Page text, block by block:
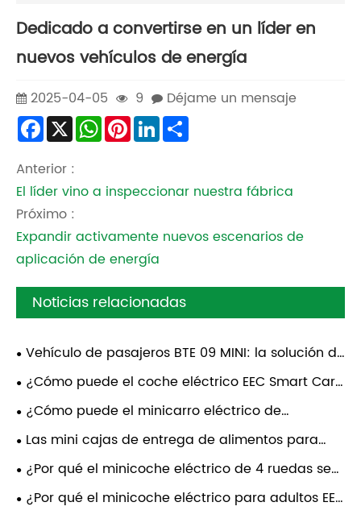
Dedicado a convertirse en un líder en
nuevos vehículos de energía
2025-04-05 9
Déjame un mensaje
Facebook
X WhatsApp
PinterestLinkedIn
Anterior :
El líder vino a inspeccionar nuestra fábrica
Próximo :
Expandir activamente nuevos escenarios de
aplicación de energía
Noticias relacionadas
Vehículo de pasajeros BTE 09 MINI: la solución de
movilidad urbana de Bontu
¿Cómo puede el coche eléctrico EEC Smart Car
resolver sus desafíos diarios de movilidad?
¿Cómo puede el minicarro eléctrico de
pasajeros de la CEE transformar los viajes
Las mini cajas de entrega de alimentos para
vehículos eléctricos están de moda: una nueva
opción liviana y eficiente.
¿Por qué el minicoche eléctrico de 4 ruedas se
está convirtiendo en la nueva opción de
movilidad urbana?
¿Por qué el minicoche eléctrico para adultos EEC